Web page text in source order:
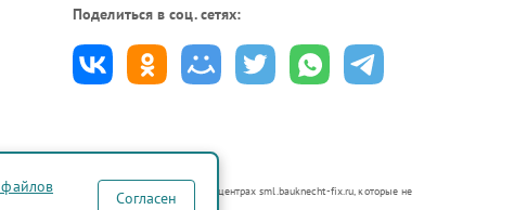
Поделиться в соц. сетях:
в неавторизованных сервисных центрах sml.bauknecht-fix.ru, которые не
Согласен